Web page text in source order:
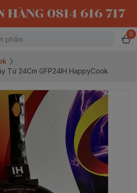
HÀNG 0814 616 717
0
Từ 24Cm GFP24IH HappyCook